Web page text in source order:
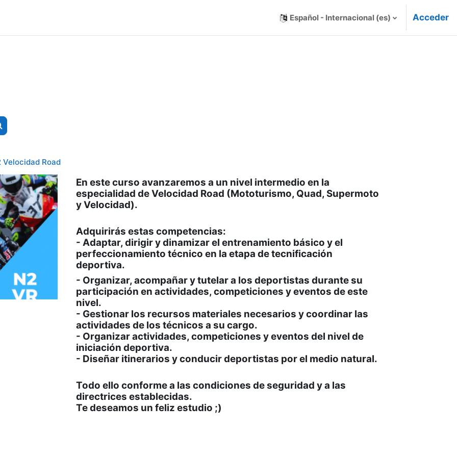
Español - Internacional ‎(es)‎ Acceder
cursos
Velocidad Road
En este curso avanzaremos a un nivel intermedio en la
especialidad de Velocidad Road (Mototurismo, Quad, Supermoto
y Velocidad).
Adquirirás estas competencias:
- Adaptar, dirigir y dinamizar el entrenamiento básico y el
perfeccionamiento técnico en la etapa de tecnificación
deportiva.
- Organizar, acompañar y tutelar a los deportistas durante su
participación en actividades, competiciones y eventos de este
nivel.
- Gestionar los recursos materiales necesarios y coordinar las
actividades de los técnicos a su cargo.
- Organizar actividades, competiciones y eventos del nivel de
iniciación deportiva.
- Diseñar itinerarios y conducir deportistas por el medio natural.
Todo ello conforme a las condiciones de seguridad y a las
directrices establecidas.
Te deseamos un feliz estudio ;)